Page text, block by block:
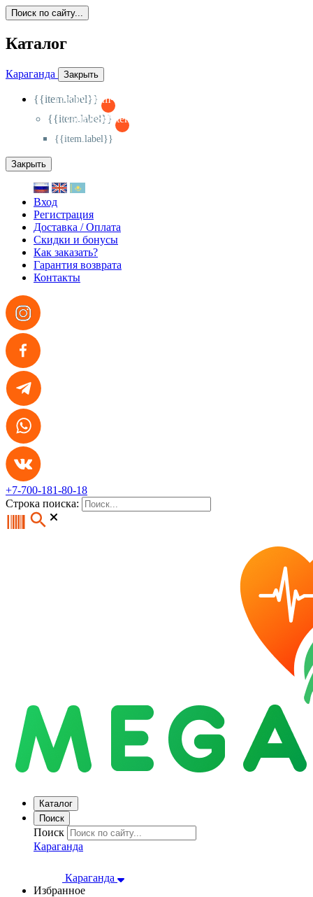
Поиск по сайту...
Каталог
Караганда Закрыть
{{item.label}}
{{activeItem==item.id?'-
{{item.label}}
{{activeSubitem==item.id?'-
{{item.label}}
Закрыть
Вход
Регистрация
Доставка / Оплата
Скидки и бонусы
Как заказать?
Гарантия возврата
Контакты
+7-700-181-80-18
Строка поиска:
Каталог
Поиск
Поиск
Караганда
Караганда
Избранное